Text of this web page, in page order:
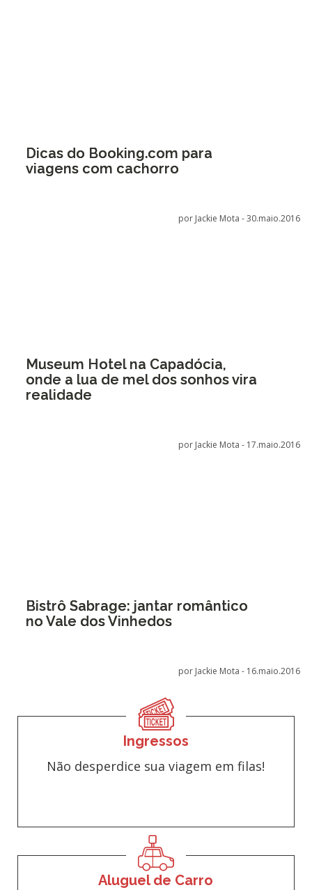
Dicas do Booking.com para
viagens com cachorro
por Jackie Mota -30.maio.2016
Museum Hotel na Capadócia,
onde a lua de mel dos sonhos vira
realidade
por Jackie Mota - 17.maio.2016
Bistrô Sabrage: jantar romântico
no Vale dos Vinhedos
por Jackie Mota - 16.maio.2016
Ingressos
Não desperdice sua viagem em filas!
Aluguel de Carro